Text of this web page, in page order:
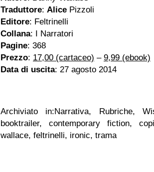
Traduttore: Alice Pizzoli
Editore: Feltrinelli
Collana: I Narratori
Pagine: 368
Prezzo: 17,00 (cartaceo) – 9,99 (ebook)
Data di uscita: 27 agosto 2014
Archiviato in:Narrativa, Rubriche,
booktrailer, contemporary fiction,
wallace, feltrinelli, ironic, trama